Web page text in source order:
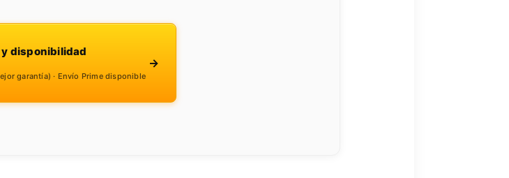
y disponibilidad
garantía) · Envío Prime disponible
→